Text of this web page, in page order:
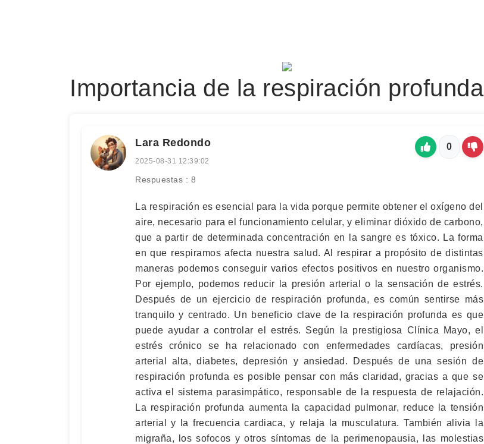
Importancia de la respiración profunda
Lara Redondo
2025-08-31 12:39:02
Respuestas : 8
0
La respiración es esencial para la vida porque permite obtener el oxígeno del
aire, necesario para el funcionamiento celular, y eliminar dióxido de carbono,
que a partir de determinada concentración en la sangre es tóxico. La forma
en que respiramos afecta nuestra salud. Al respirar a propósito de distintas
maneras podemos conseguir varios efectos positivos en nuestro organismo.
Por ejemplo, podemos reducir la presión arterial o la sensación de estrés.
Después de un ejercicio de respiración profunda, es común sentirse más
tranquilo y centrado. Un beneficio clave de la respiración profunda es que
puede ayudar a controlar el estrés. Según la prestigiosa Clínica Mayo, el
estrés crónico se ha relacionado con enfermedades cardíacas, presión
arterial alta, diabetes, depresión y ansiedad. Después de una sesión de
respiración profunda es posible pensar con más claridad, gracias a que se
activa el sistema parasimpático, responsable de la respuesta de relajación.
La respiración profunda aumenta la capacidad pulmonar, reduce la tensión
arterial y la frecuencia cardiaca, y relaja la musculatura. También alivia la
migraña, los sofocos y otros síntomas de la perimenopausia, las molestias